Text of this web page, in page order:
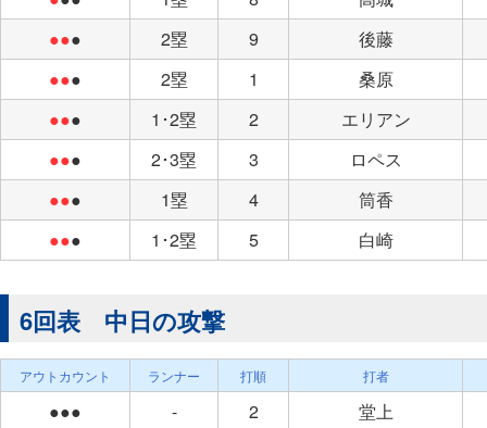
●●● 2塁 9
後藤
●●● 2塁 1
桑原
●●● 1･2塁 2
エリアン
●●● 2･3塁 3
ロペス
●●● 1塁 4
筒香
●●● 1･2塁 5 白崎
6回表 中日の攻撃
アウトカウント ランナー 打順 打者
●●● - 2
堂上